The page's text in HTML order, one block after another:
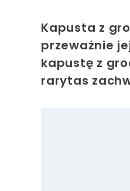
Kapusta z
przeważnie
kapustę z
rarytas